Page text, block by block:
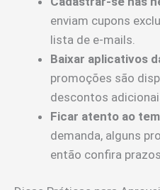
enviam cupons
lista de e-mails.
Baixar aplicativos
promoções são
descontos
Ficar atento ao
demanda, alguns
então confira